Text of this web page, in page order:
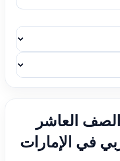
الصف العاشر
في الإمارات